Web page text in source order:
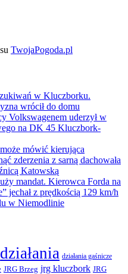
TwojaPogoda.pl
w Kluczborku.
wrócił do domu
Volkswagenem uderzył w
na DK 45 Kluczbork-
mówić kierująca
zderzenia z sarną dachowała
Katowską
mandat. Kierowca Forda na
jechał z prędkością 129 km/h
w Niemodlinie
działania działania gaśnicze
JRG Brzeg jrg kluczbork JRG